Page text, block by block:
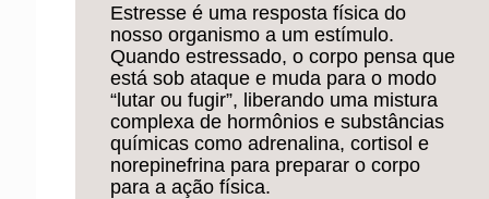
Estresse é uma resposta física do
nosso organismo a um estímulo.
Quando estressado, o corpo pensa que
está sob ataque e muda para o modo
“lutar ou fugir”, liberando uma mistura
complexa de hormônios e substâncias
químicas como adrenalina, cortisol e
norepinefrina para preparar o corpo
para a ação física.